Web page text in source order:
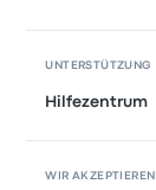
UNTERSTÜTZUNG
Hilfezentrum
WIR AKZEPTIEREN